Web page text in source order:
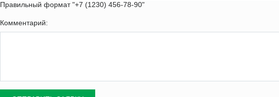
Правильный формат "+7 (1230) 456-78-90"
Комментарий: